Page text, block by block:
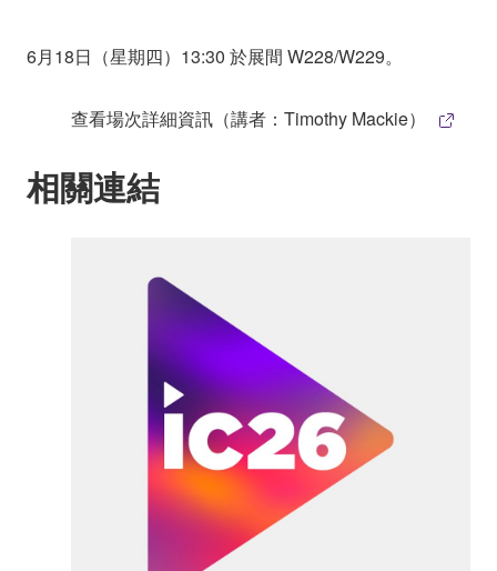
6月18日（星期四）13:30 於展間 W228/W229。
查看場次詳細資訊（講者：Timothy Mackie）
相關連結